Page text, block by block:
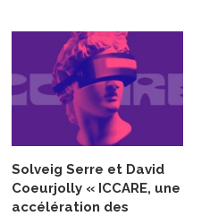
Solveig Serre et David
Coeurjolly « ICCARE, une
accélération des